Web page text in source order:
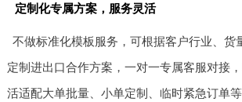
定制化专属方案，服务灵活
不做标准化模板服务，可根据客户行业、货
定制进出口合作方案，一对一专属客服对接
活适配大单批量、小单定制、临时紧急订单等